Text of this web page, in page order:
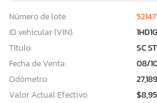
Número de lote:
ID vehicular (VIN):
Título:
SC ST
Fecha de Venta:
08/
Odómetro:
Valor Actual Efectivo: